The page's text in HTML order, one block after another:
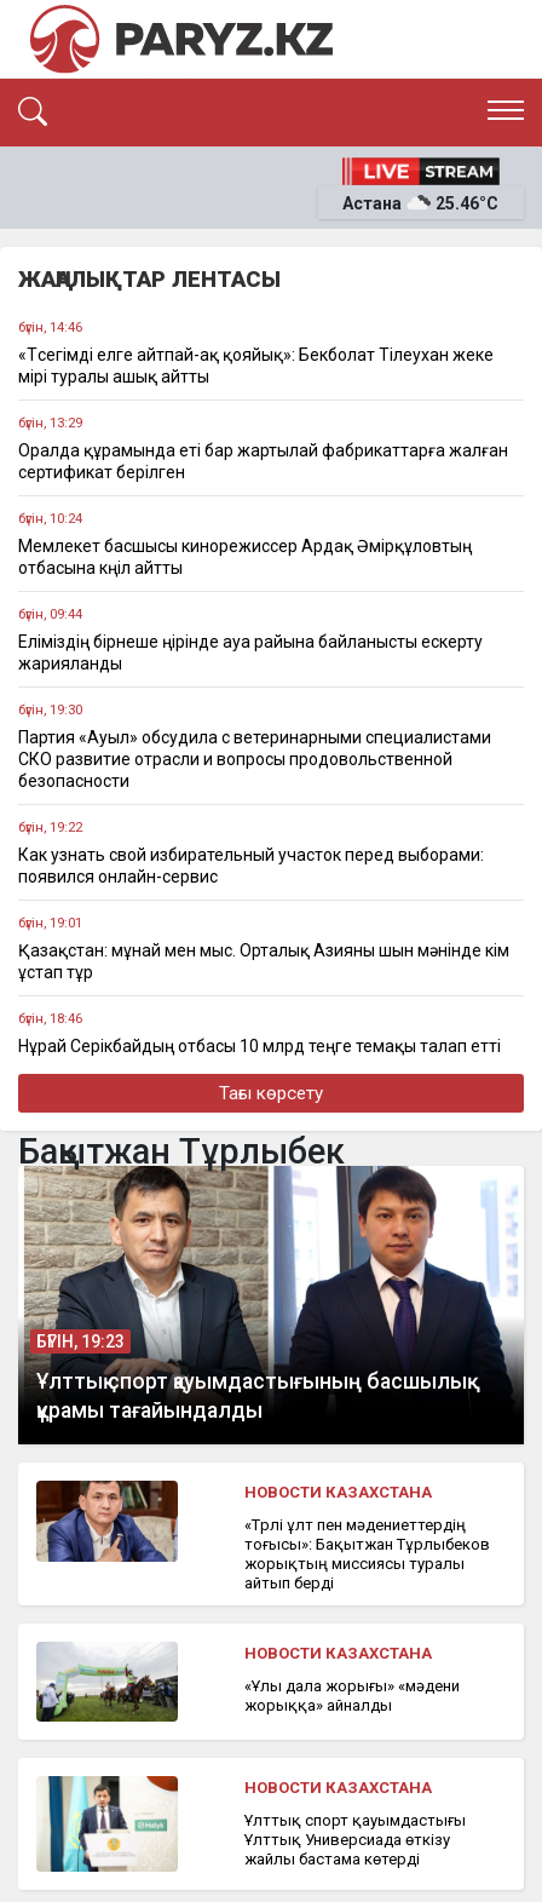
ЭКОНОМИКА
ОҚИҒА
Астана 25.46°C
ЖАҢАЛЫҚТАР ЛЕНТАСЫ
бүгін, 14:46
«Төсегімді елге айтпай-ақ қояйық»: Бекболат Тілеухан жеке
өмірі туралы ашық айтты
бүгін, 13:29
Оралда құрамында еті бар жартылай фабрикаттарға жалған
сертификат берілген
бүгін, 10:24
Мемлекет басшысы кинорежиссер Ардақ Әмірқұловтың
отбасына көңіл айтты
бүгін, 09:44
Еліміздің бірнеше өңірінде ауа райына байланысты ескерту
жарияланды
бүгін, 19:30
Партия «Ауыл» обсудила с ветеринарными специалистами
СКО развитие отрасли и вопросы продовольственной
безопасности
бүгін, 19:22
Как узнать свой избирательный участок перед выборами:
появился онлайн-сервис
бүгін, 19:01
Қазақстан: мұнай мен мыс. Орталық Азияны шын мәнінде кім
ұстап тұр
бүгін, 18:46
Нұрай Серікбайдың отбасы 10 млрд теңге өтемақы талап етті
бүгін, 17:28
Алматыда құрылысшыларды кәсіби мерекесімен құттықтады
Тағы көрсету
Бақытжан Тұрлыбек
БҮГІН, 19:23
Ұлттық спорт қауымдастығының басшылық
құрамы тағайындалды
НОВОСТИ КАЗАХСТАНА
«Түрлі ұлт пен мәдениеттердің
тоғысы»: Бақытжан Тұрлыбеков
жорықтың миссиясы туралы
айтып берді
НОВОСТИ КАЗАХСТАНА
«Ұлы дала жорығы» «мәдени
жорыққа» айналды
НОВОСТИ КАЗАХСТАНА
Ұлттық спорт қауымдастығы
Ұлттық Универсиада өткізу
жайлы бастама көтерді